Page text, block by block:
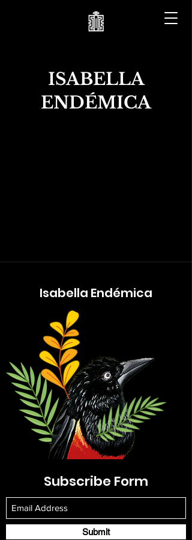
ISABELLA
ENDÉMICA
Isabella Endémica
Subscribe Form
Submit